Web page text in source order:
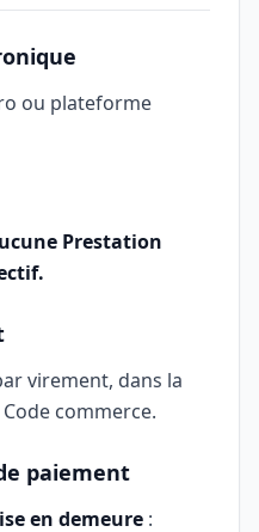
ou plateforme
Prestation
virement, dans la
commerce.
paiement
en demeure :